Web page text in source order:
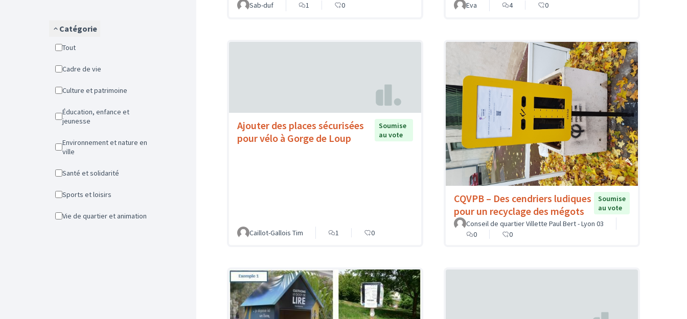
Catégorie
Tout
Cadre de vie
Culture et patrimoine
Éducation, enfance et
jeunesse
Environnement et nature en
ville
Santé et solidarité
Sports et loisirs
Vie de quartier et animation
Sab-duf 1 0 Eva 4 0
Ajouter des places sécurisées
pour vélo à Gorge de Loup
Soumise
au vote
Caillot-Gallois Tim 1 0
CQVPB – Des cendriers ludiques
pour un recyclage des mégots
Soumise
au vote
Conseil de quartier Villette Paul Bert - Lyon 03
0
0